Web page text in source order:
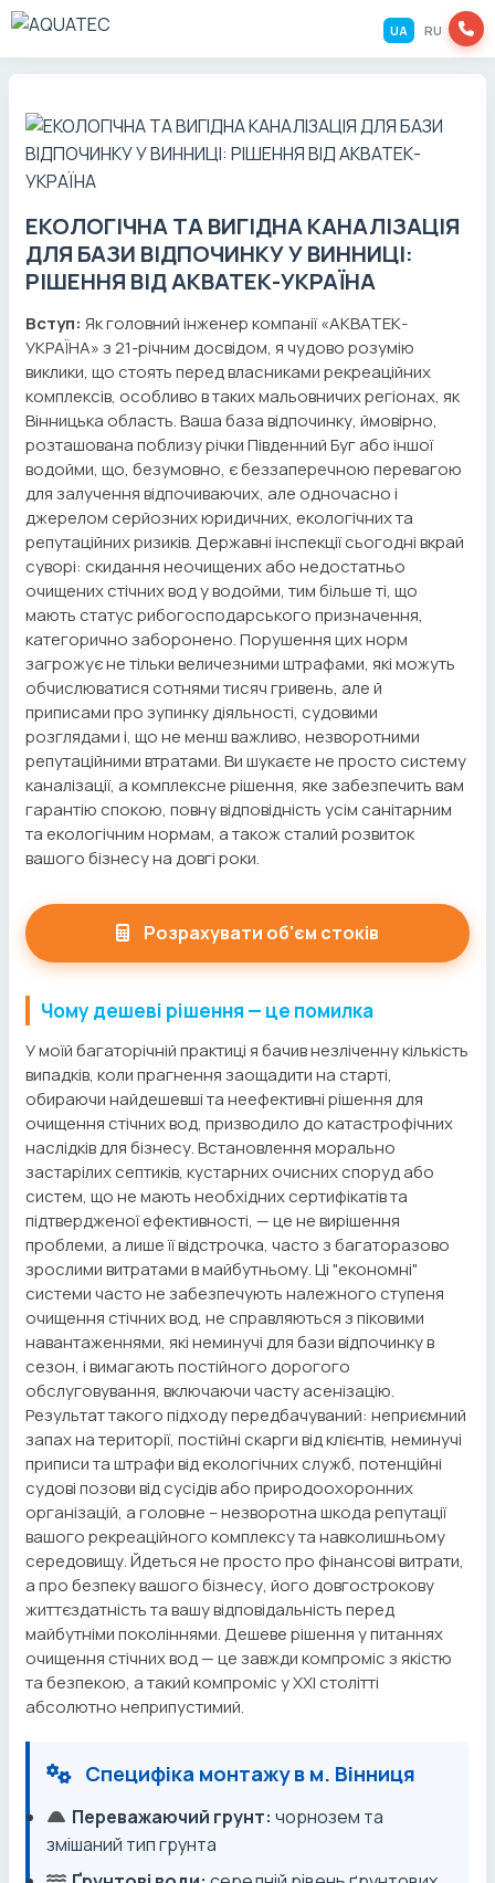
UA RU
ЕКОЛОГІЧНА ТА ВИГІДНА КАНАЛІЗАЦІЯ
ДЛЯ БАЗИ ВІДПОЧИНКУ У ВИННИЦІ:
РІШЕННЯ ВІД АКВАТЕК-УКРАЇНА
Вступ: Як головний інженер компанії «АКВАТЕК-
УКРАЇНА» з 21-річним досвідом, я чудово розумію
виклики, що стоять перед власниками рекреаційних
комплексів, особливо в таких мальовничих регіонах, як
Вінницька область. Ваша база відпочинку, ймовірно,
розташована поблизу річки Південний Буг або іншої
водойми, що, безумовно, є беззаперечною перевагою
для залучення відпочиваючих, але одночасно і
джерелом серйозних юридичних, екологічних та
репутаційних ризиків. Державні інспекції сьогодні вкрай
суворі: скидання неочищених або недостатньо
очищених стічних вод у водойми, тим більше ті, що
мають статус рибогосподарського призначення,
категорично заборонено. Порушення цих норм
загрожує не тільки величезними штрафами, які можуть
обчислюватися сотнями тисяч гривень, але й
приписами про зупинку діяльності, судовими
розглядами і, що не менш важливо, незворотними
репутаційними втратами. Ви шукаєте не просто систему
каналізації, а комплексне рішення, яке забезпечить вам
гарантію спокою, повну відповідність усім санітарним
та екологічним нормам, а також сталий розвиток
вашого бізнесу на довгі роки.
Розрахувати об'єм стоків
Чому дешеві рішення — це помилка
У моїй багаторічній практиці я бачив незліченну кількість
випадків, коли прагнення заощадити на старті,
обираючи найдешевші та неефективні рішення для
очищення стічних вод, призводило до катастрофічних
наслідків для бізнесу. Встановлення морально
застарілих септиків, кустарних очисних споруд або
систем, що не мають необхідних сертифікатів та
підтвердженої ефективності, — це не вирішення
проблеми, а лише її відстрочка, часто з багаторазово
зрослими витратами в майбутньому. Ці "економні"
системи часто не забезпечують належного ступеня
очищення стічних вод, не справляються з піковими
навантаженнями, які неминучі для бази відпочинку в
сезон, і вимагають постійного дорогого
обслуговування, включаючи часту асенізацію.
Результат такого підходу передбачуваний: неприємний
запах на території, постійні скарги від клієнтів, неминучі
приписи та штрафи від екологічних служб, потенційні
судові позови від сусідів або природоохоронних
організацій, а головне – незворотна шкода репутації
вашого рекреаційного комплексу та навколишньому
середовищу. Йдеться не просто про фінансові витрати,
а про безпеку вашого бізнесу, його довгострокову
життєздатність та вашу відповідальність перед
майбутніми поколіннями. Дешеве рішення у питаннях
очищення стічних вод — це завжди компроміс з якістю
та безпекою, а такий компроміс у XXI столітті
абсолютно неприпустимий.
Специфіка монтажу в м. Вінниця
Переважаючий грунт: чорнозем та
змішаний тип грунта